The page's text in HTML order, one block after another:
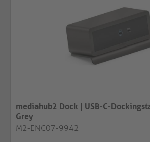
mediahub2 Dock | USB-C-
Grey
M2-ENC07-9942